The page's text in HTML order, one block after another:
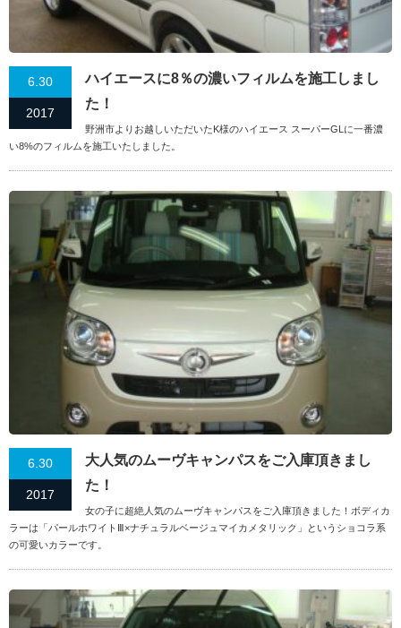
6.30
2017
ハイエースに8％の濃いフィルムを施工しまし
た！
野洲市よりお越しいただいたK様のハイエース スーパーGLに一番濃
い8%のフィルムを施工いたしました。
6.30
2017
大人気のムーヴキャンパスをご入庫頂きまし
た！
女の子に超絶人気のムーヴキャンパスをご入庫頂きました！ボディカ
ラーは「パールホワイトⅢ×ナチュラルベージュマイカメタリック」というショコラ系
の可愛いカラーです。